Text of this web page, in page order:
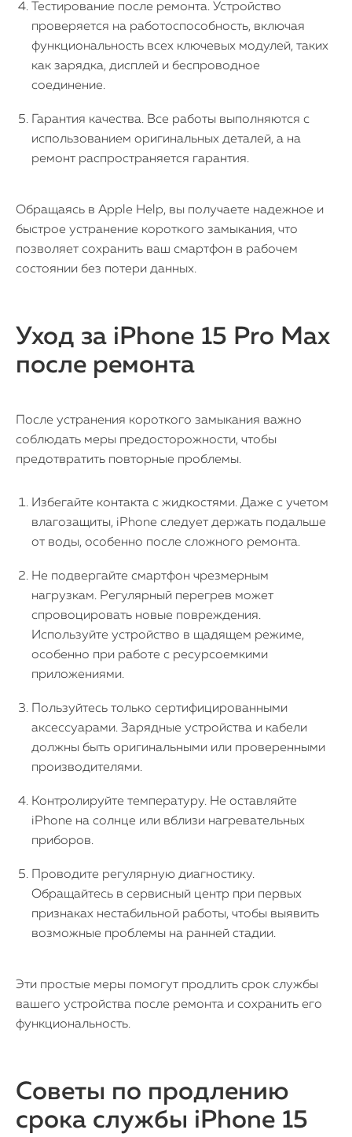
Тестирование после ремонта. Устройство
проверяется на работоспособность, включая
функциональность всех ключевых модулей, таких
как зарядка, дисплей и беспроводное
соединение.
Гарантия качества. Все работы выполняются с
использованием оригинальных деталей, а на
ремонт распространяется гарантия.
Обращаясь в Apple Help, вы получаете надежное и
быстрое устранение короткого замыкания, что
позволяет сохранить ваш смартфон в рабочем
состоянии без потери данных.
Уход за iPhone 15 Pro Max
после ремонта
После устранения короткого замыкания важно
соблюдать меры предосторожности, чтобы
предотвратить повторные проблемы.
Избегайте контакта с жидкостями. Даже с учетом
влагозащиты, iPhone следует держать подальше
от воды, особенно после сложного ремонта.
Не подвергайте смартфон чрезмерным
нагрузкам. Регулярный перегрев может
спровоцировать новые повреждения.
Используйте устройство в щадящем режиме,
особенно при работе с ресурсоемкими
приложениями.
Пользуйтесь только сертифицированными
аксессуарами. Зарядные устройства и кабели
должны быть оригинальными или проверенными
производителями.
Контролируйте температуру. Не оставляйте
iPhone на солнце или вблизи нагревательных
приборов.
Проводите регулярную диагностику.
Обращайтесь в сервисный центр при первых
признаках нестабильной работы, чтобы выявить
возможные проблемы на ранней стадии.
Эти простые меры помогут продлить срок службы
вашего устройства после ремонта и сохранить его
функциональность.
Советы по продлению
срока службы iPhone 15